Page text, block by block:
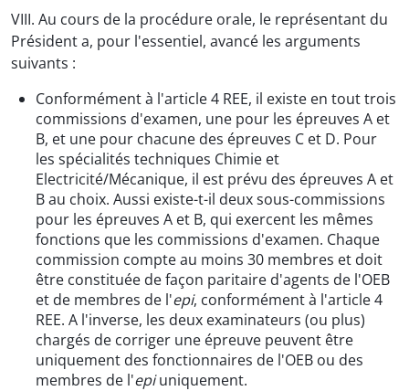
VIII. Au cours de la procédure orale, le représentant du
Président a, pour l'essentiel, avancé les arguments
suivants :
Conformément à l'article 4 REE, il existe en tout trois
commissions d'examen, une pour les épreuves A et
B, et une pour chacune des épreuves C et D. Pour
les spécialités techniques Chimie et
Electricité/Mécanique, il est prévu des épreuves A et
B au choix. Aussi existe-t-il deux sous-commissions
pour les épreuves A et B, qui exercent les mêmes
fonctions que les commissions d'examen. Chaque
commission compte au moins 30 membres et doit
être constituée de façon paritaire d'agents de l'OEB
et de membres de l'epi, conformément à l'article 4
REE. A l'inverse, les deux examinateurs (ou plus)
chargés de corriger une épreuve peuvent être
uniquement des fonctionnaires de l'OEB ou des
membres de l'epiuniquement.